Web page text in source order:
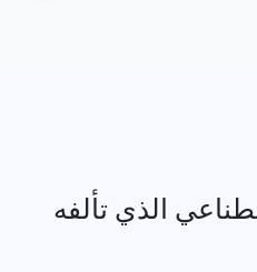
الذي تألفه